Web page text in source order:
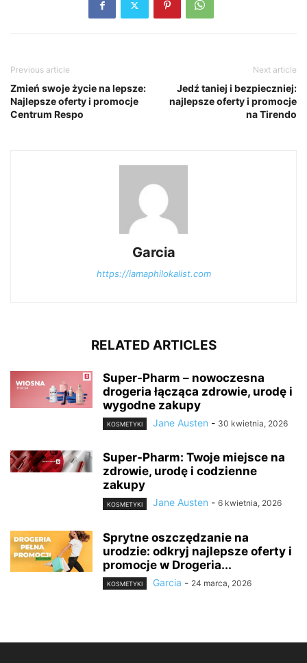
Previous article
Zmień swoje życie na lepsze:
Najlepsze oferty i promocje
Centrum Respo
Next article
Jedź taniej i bezpieczniej:
najlepsze oferty i promocje
na Tirendo
Garcia
https://iamaphilokalist.com
RELATED ARTICLES
Super-Pharm – nowoczesna
drogeria łącząca zdrowie, urodę i
wygodne zakupy
KOSMETYKI Jane Austen - 30 kwietnia, 2026
Super-Pharm: Twoje miejsce na
zdrowie, urodę i codzienne
zakupy
KOSMETYKI Jane Austen - 6 kwietnia, 2026
Sprytne oszczędzanie na
urodzie: odkryj najlepsze oferty i
promocje w Drogeria...
KOSMETYKI Garcia - 24 marca, 2026